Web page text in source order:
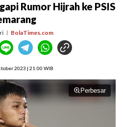
Rumor Hijrah ke PSIS
BolaTimes.com
2023 | 21:00 WIB
Perbesar